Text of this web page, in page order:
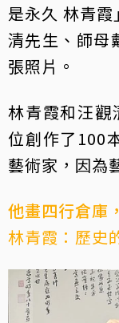
是永久 林青
清先生、師母
張照片。
林青霞和汪觀
位創作了100
藝術家，因為
他畫四行倉庫
林青霞：歷史